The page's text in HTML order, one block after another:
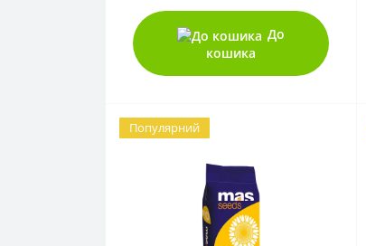
До
кошика
Популярний